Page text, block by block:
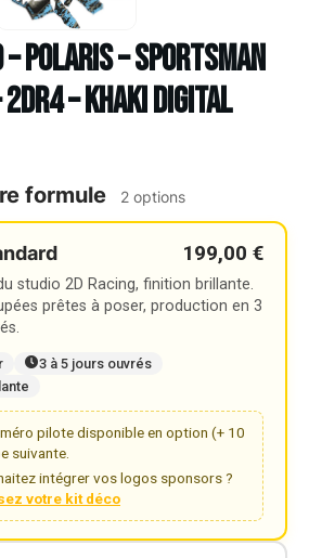
– SPORTSMAN
– KHAKI DIGITAL
formule 2 options
199,00 €
studio 2D Racing, finition brillante.
prêtes à poser, production en 3
3 à 5 jours ouvrés
pilote disponible en option (+ 10
suivante.
intégrer vos logos sponsors ?
votre kit déco